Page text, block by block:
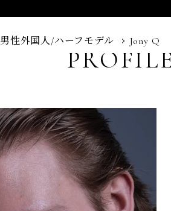
男性外国人/ハーフモデル Jony Q